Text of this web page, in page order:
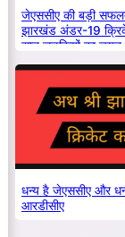
जेएससीए की बड़ी
झारखंड अंडर-19
सात लड़कियों का चयन
धन्य है जेएससीए और
आरडीसीए